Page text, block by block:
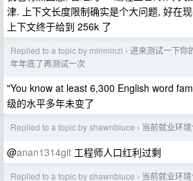
津. 上下文长度限制确实是个大问题, 好在
上下文终于给到 256k 了
Replied to a topic by minminzi › 进来测试一下你
年年底了再测试一次
"You know at least 6,300 English word
级的水平多年未变了
Replied to a topic by shawnbluce › 当前就业环
@anan1314git 工程师人口红利过剩
Replied to a topic by shawnbluce › 当前就业环